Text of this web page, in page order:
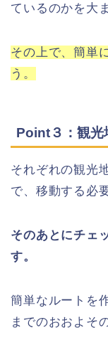
ているのかを大
その上で、簡単
う。
Point３：観光
それぞれの観光
で、移動する必
そのあとにチェ
す。
簡単なルートを
までのおおよそ